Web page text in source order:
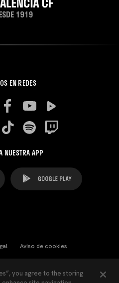
EN REDES
NUESTRA APP
Aviso de cookies
you agree to the storing